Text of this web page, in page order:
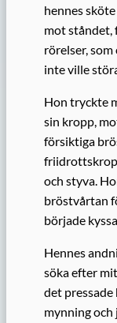
hennes
mot ståndet,
rörelser,
inte ville
Hon tryckte
sin kropp,
försiktiga
och styva.
bröstvårtan
började
Hennes
söka efter
det
mynning